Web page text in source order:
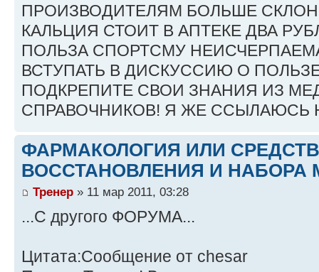
ПРОИЗВОДИТЕЛЯМ БОЛЬШЕ
КАЛЬЦИЯ СТОИТ В АПТЕКЕ ДВА
ПОЛЬЗА СПОРТСМУ
ВСТУПАТЬ В ДИСКУССИЮ О
ПОДКРЕПИТЕ СВОИ ЗНАНИЯ ИЗ
СПРАВОЧНИКОВ! Я ЖЕ ССЫЛАЮСЬ
ФАРМАКОЛОГИЯ ИЛИ
ВОССТАНОВЛЕНИЯ И НАБОРА
Тренер » 11 мар 2011, 03:28
...С другого ФОРУМА...
Цитата:Сообщение от chesar